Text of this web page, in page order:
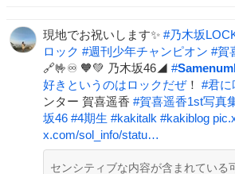
現地でお祝いします✨ #乃木坂
ロック #週刊少年チャンピオン #賀
🔗🤟♾️ 🧡💚 乃木坂46◢ #
好きというのはロックだぜ！ #君に
ンター 賀喜遥香 #賀喜遥香1st写真
坂46 #4期生 #kakitalk #kakiblog
x.com/sol_info/statu…
センシティブな内容が含まれている